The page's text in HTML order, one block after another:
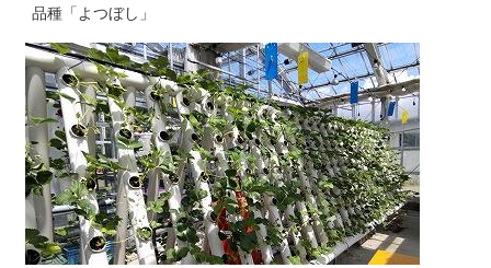
品種「よつぼし」